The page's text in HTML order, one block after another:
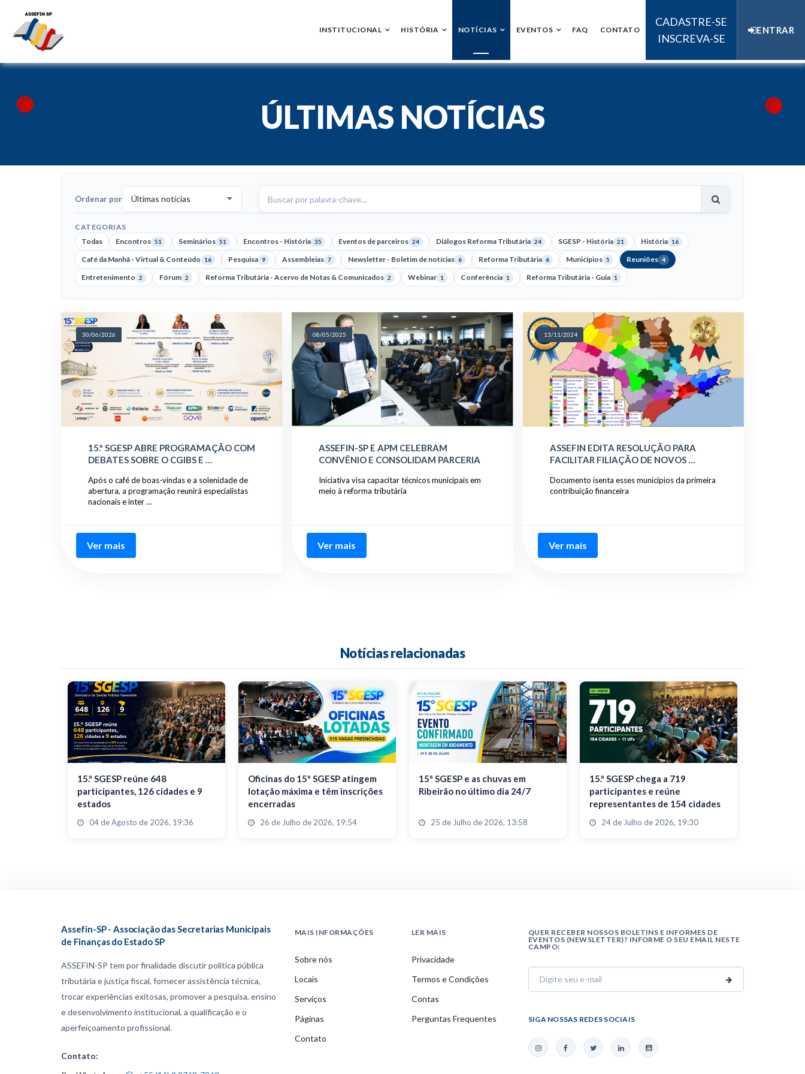
INSTITUCIONAL HISTÓRIA NOTÍCIAS EVENTOS FAQ CONTATO
CADASTRE-SE
INSCREVA-SE
ENTRAR
ÚLTIMAS NOTÍCIAS
Ordenar por
Buscar
notícias
CATEGORIAS
Todas
Encontros 51 Seminários 51 Encontros - História 35 Eventos de parceiros 24 Diálogos Reforma Tributária 24 SGESP - História 21 História 16
Café da Manhã - Virtual & Conteúdo 16 Pesquisa 9 Assembleias 7 Newsletter - Boletim de notícias 6 Reforma Tributária 6 Municípios 5 Reuniões 4
Entretenimento 2 Fórum 2 Reforma Tributária - Acervo de Notas & Comunicados 2 Webinar 1 Conferência 1 Reforma Tributária - Guia 1
30/06/2026
15.º SGESP ABRE PROGRAMAÇÃO COM
DEBATES SOBRE O CGIBS E …
Após o café de boas-vindas e a solenidade de
abertura, a programação reunirá especialistas
nacionais e inter …
Ver mais
08/05/2025
ASSEFIN-SP E APM CELEBRAM
CONVÊNIO E CONSOLIDAM PARCERIA
Iniciativa visa capacitar técnicos municipais em
meio à reforma tributária
Ver mais
13/11/2024
ASSEFIN EDITA RESOLUÇÃO PARA
FACILITAR FILIAÇÃO DE NOVOS …
Documento isenta esses municípios da primeira
contribuição financeira
Ver mais
Notícias relacionadas
15.º SGESP reúne 648
participantes, 126 cidades e 9
estados
04 de Agosto de 2026, 19:36
Oficinas do 15º SGESP atingem
lotação máxima e têm inscrições
encerradas
26 de Julho de 2026, 19:54
15º SGESP e as chuvas em
Ribeirão no último dia 24/7
25 de Julho de 2026, 13:58
15.º SGESP chega a 719
participantes e reúne
representantes de 154 cidades
24 de Julho de 2026, 19:30
Assefin-SP - Associação das Secretarias Municipais
de Finanças do Estado SP
ASSEFIN-SP tem por finalidade discutir política pública
tributária e justiça fiscal, fornecer assistência técnica,
trocar experiências exitosas, promover a pesquisa, ensino
e desenvolvimento institucional, a qualificação e o
aperfeiçoamento profissional.
Contato:
MAIS INFORMAÇÕES
Sobre nós
Locais
Serviços
Páginas
Contato
LER MAIS
Privacidade
Termos e Condições
Contas
Perguntas Frequentes
QUER RECEBER NOSSOS BOLETINS E INFORMES DE
EVENTOS (NEWSLETTER)? INFORME O SEU EMAIL NESTE
CAMPO:
SIGA NOSSAS REDES SOCIAIS